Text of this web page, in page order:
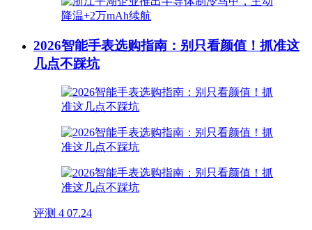
2026智能手表选购指南：别只看颜值！抓准这
几点不踩坑
评测 4 07.24